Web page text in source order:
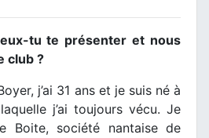
tu te présenter et nous
club ?
j’ai 31 ans et je suis né à
j’ai toujours vécu. Je
Boite, société nantaise de